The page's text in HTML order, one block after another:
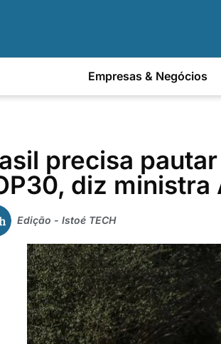
Empresas & Negócios
precisa
diz ministra
Edição - Istoé TECH